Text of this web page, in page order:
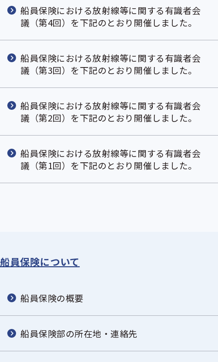
船員保険における放射線等に関する有識者会
議（第4回）を下記のとおり開催しました。
船員保険における放射線等に関する有識者会
議（第3回）を下記のとおり開催しました。
船員保険における放射線等に関する有識者会
議（第2回）を下記のとおり開催しました。
船員保険における放射線等に関する有識者会
議（第1回）を下記のとおり開催しました。
船員保険について
船員保険の概要
船員保険部の所在地・連絡先